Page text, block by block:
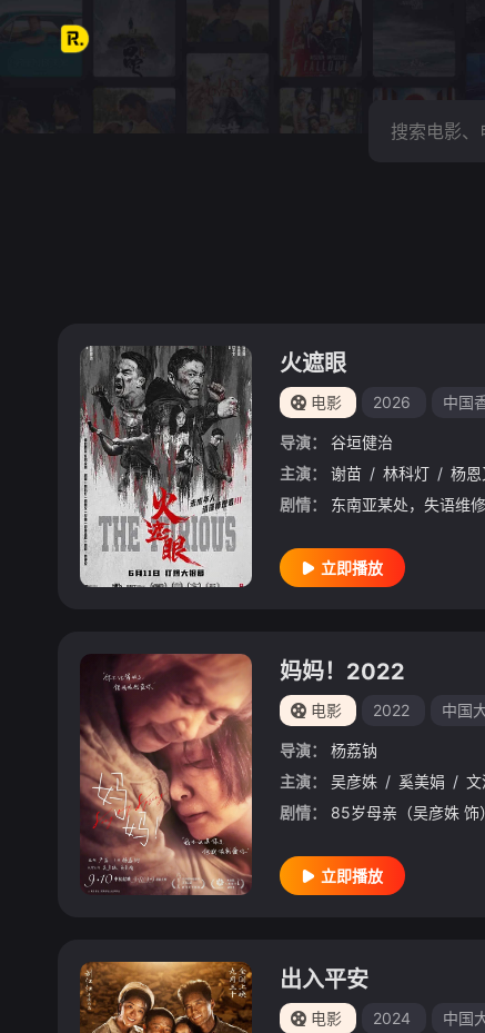
火遮眼
电影 2026 中国
导演：
谷垣健治
主演：
谢苗 / 林科灯 / 杨恩
剧情：
立即播放
妈妈！2022
电影 2022 中国
导演：
杨荔钠
主演：
吴彦姝 / 奚美娟 / 文
剧情：
立即播放
出入平安
电影 2024 中国